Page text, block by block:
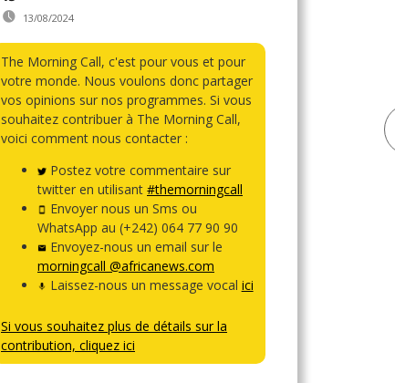
13/08/2024
The Morning Call, c'est pour vous et pour
votre monde. Nous voulons donc partager
vos opinions sur nos programmes. Si vous
souhaitez contribuer à The Morning Call,
voici comment nous contacter :
Postez votre commentaire sur
twitter en utilisant #themorningcall
Envoyer nous un Sms ou
WhatsApp au (+242) 064 77 90 90
Envoyez-nous un email sur le
morningcall @africanews.com
Laissez-nous un message vocal ici
Si vous souhaitez plus de détails sur la
contribution, cliquez ici